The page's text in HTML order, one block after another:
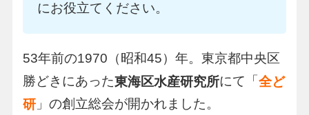
にお役立てください。
53年前の1970（昭和45）年。東京都中央区
勝どきにあった東海区水産研究所にて「全ど
研」の創立総会が開かれました。